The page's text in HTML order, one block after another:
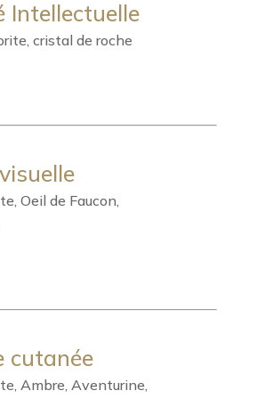
Intellectuelle
cristal de roche
Oeil de Faucon,
cutanée
Ambre, Aventurine,